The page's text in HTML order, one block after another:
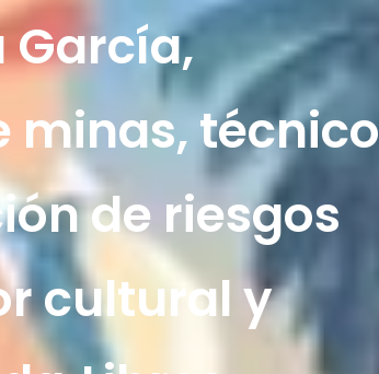
minas, técnico
de riesgos
cultural y